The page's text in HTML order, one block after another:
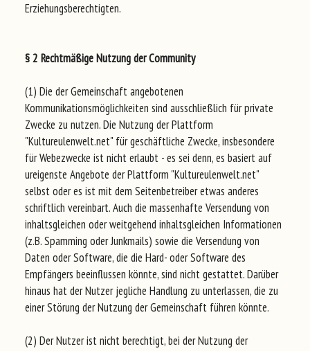
Erziehungsberechtigten.
§ 2 Rechtmäßige Nutzung der Community
(1) Die der Gemeinschaft angebotenen
Kommunikationsmöglichkeiten sind ausschließlich für private
Zwecke zu nutzen. Die Nutzung der Plattform
"Kultureulenwelt.net" für geschäftliche Zwecke, insbesondere
für Webezwecke ist nicht erlaubt - es sei denn, es basiert auf
ureigenste Angebote der Plattform "Kultureulenwelt.net"
selbst oder es ist mit dem Seitenbetreiber etwas anderes
schriftlich vereinbart. Auch die massenhafte Versendung von
inhaltsgleichen oder weitgehend inhaltsgleichen Informationen
(z.B. Spamming oder Junkmails) sowie die Versendung von
Daten oder Software, die die Hard- oder Software des
Empfängers beeinflussen könnte, sind nicht gestattet. Darüber
hinaus hat der Nutzer jegliche Handlung zu unterlassen, die zu
einer Störung der Nutzung der Gemeinschaft führen könnte.
(2) Der Nutzer ist nicht berechtigt, bei der Nutzung der